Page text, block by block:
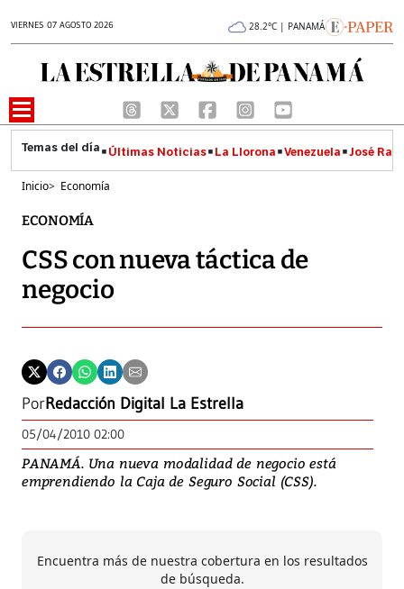
VIERNES 07 AGOSTO 2026 28.2°C | PANAMÁ
Últimas Noticias La Llorona Venezuela José
Inicio> Economía
ECONOMÍA
CSS con nueva táctica de
negocio
PorRedacción Digital La Estrella
05/04/2010 02:00
PANAMÁ. Una nueva modalidad de negocio está
emprendiendo la Caja de Seguro Social (CSS).
Encuentra más de nuestra cobertura en los resultados
de búsqueda.